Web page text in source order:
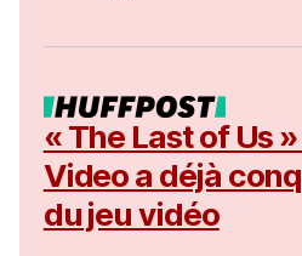
« The Last of Us
Video a déjà
du jeu vidéo